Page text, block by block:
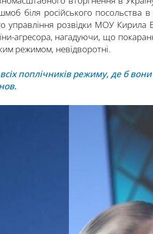
біля російського посольства в
управління розвідки МОУ Кирила
агресора, нагадуючи, що
режимом, невідворотні.
поплічників режиму, де б